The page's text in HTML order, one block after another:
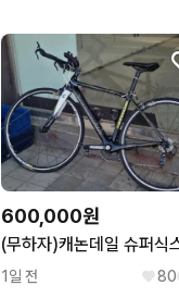
600,000원
1일 전 80